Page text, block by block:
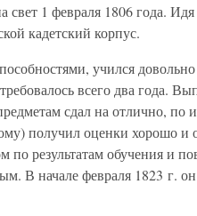
1 февраля 1806 года.
кадетский корпус.
учился довольно
всего два года.
сдал на отлично, по
получил оценки хорошо
по результатам обучения и
В начале февраля 1823 г.